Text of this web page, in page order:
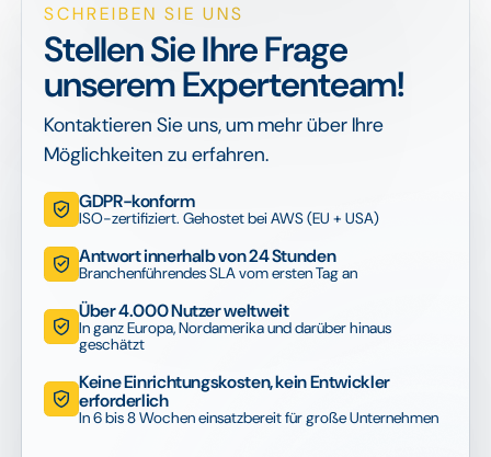
SCHREIBEN SIE UNS
Stellen Sie Ihre Frage
unserem Expertenteam!
Kontaktieren Sie uns, um mehr über Ihre
Möglichkeiten zu erfahren.
GDPR-konform
ISO-zertifiziert. Gehostet bei AWS (EU + USA)
Antwort innerhalb von 24 Stunden
Branchenführendes SLA vom ersten Tag an
Über 4.000 Nutzer weltweit
In ganz Europa, Nordamerika und darüber hinaus
geschätzt
Keine Einrichtungskosten, kein Entwickler
erforderlich
In 6 bis 8 Wochen einsatzbereit für große Unternehmen